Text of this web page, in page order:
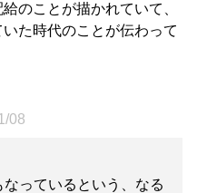
のことが描かれていて、
た時代のことが伝わって
08
っているという、なる